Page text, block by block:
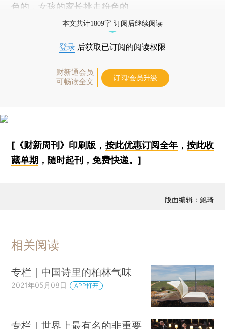
色的，女孩的家长挑走粉色的。
本文共计1809字 订阅后继续阅读
登录 后获取已订阅的阅读权限
财新通会员
可畅读全文
订阅/会员升级
[《财新周刊》印刷版， 按此优惠订阅全年， 按此收
藏单期 ，随时起刊，免费快递。]
版面编辑：鲍琦
相关阅读
专栏｜中国诗里的柏林气味
2021年05月08日 APP打开
专栏｜世界上最有名的非重要